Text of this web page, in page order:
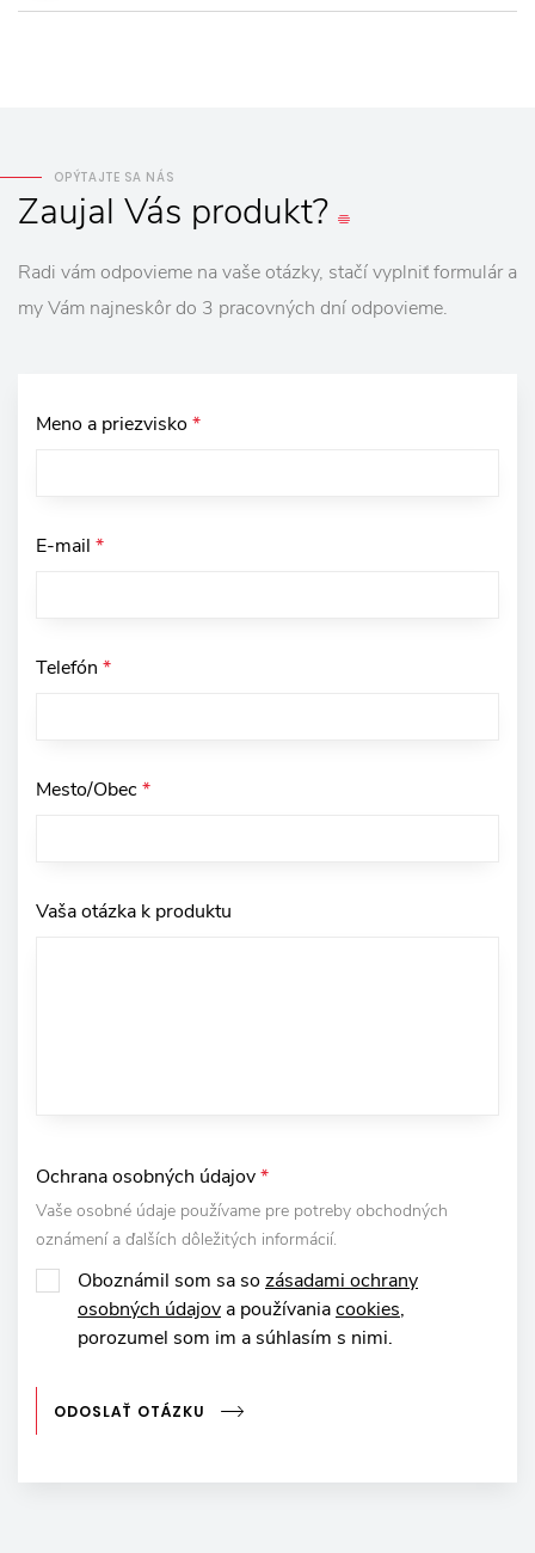
OPÝTAJTE SA NÁS
Zaujal Vás produkt?
Radi vám odpovieme na vaše otázky, stačí vyplniť formulár a
my Vám najneskôr do 3 pracovných dní odpovieme.
Meno a priezvisko *
E-mail *
Telefón *
Mesto/Obec*
Vaša otázka k produktu
Ochrana osobných údajov*
Vaše osobné údaje používame pre potreby obchodných
oznámení a ďalších dôležitých informácií.
Oboznámil som sa so zásadami ochrany
osobných údajov a používaniacookies,
porozumel som im a súhlasím s nimi.
ODOSLAŤ OTÁZKU